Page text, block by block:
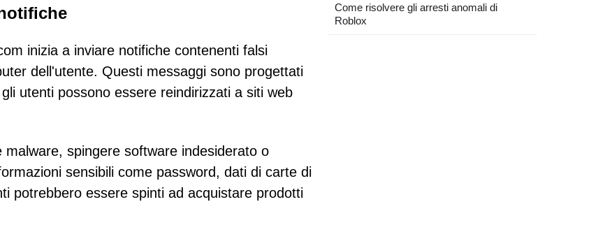
inizia a inviare notifiche contenenti falsi
dell'utente. Questi messaggi sono progettati
utenti possono essere reindirizzati a siti web
spingere software indesiderato o
sensibili come password, dati di carte di
potrebbero essere spinti ad acquistare prodotti
Come risolvere gli arresti anomali di
Roblox